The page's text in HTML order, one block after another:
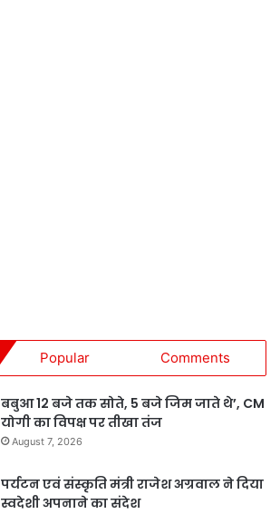
Popular Comments
बबुआ 12 बजे तक सोते, 5 बजे जिम जाते थे’, CM
योगी का विपक्ष पर तीखा तंज
August 7, 2026
पर्यटन एवं संस्कृति मंत्री राजेश अग्रवाल ने दिया
स्वदेशी अपनाने का संदेश